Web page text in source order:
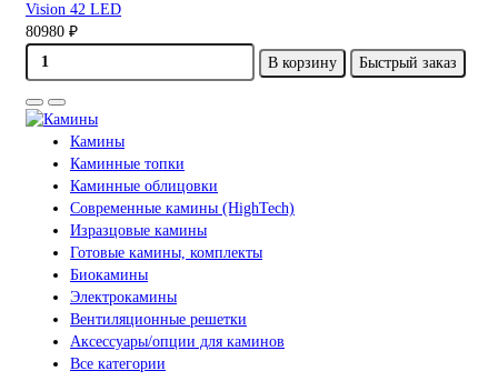
Vision 42 LED
80980 ₽
В корзину
Быстрый заказ
Камины
Каминные топки
Каминные облицовки
Современные камины (HighTech)
Изразцовые камины
Готовые камины, комплекты
Биокамины
Электрокамины
Вентиляционные решетки
Аксессуары/опции для каминов
Все категории